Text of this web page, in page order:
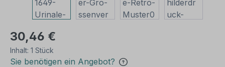
30,46 €
Inhalt: 1 Stück
Sie benötigen ein Angebot?